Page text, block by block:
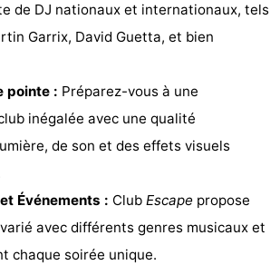
de DJ nationaux et internationaux, tels
Garrix, David Guetta, et bien
pointe : Préparez-vous à une
inégalée avec une qualité
de son et des effets visuels
Événements : Club Escape propose
avec différents genres musicaux et
chaque soirée unique.